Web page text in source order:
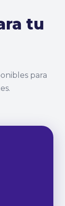
tu
para